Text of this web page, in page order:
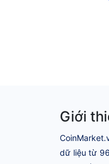
Giới
dữ liệu từ